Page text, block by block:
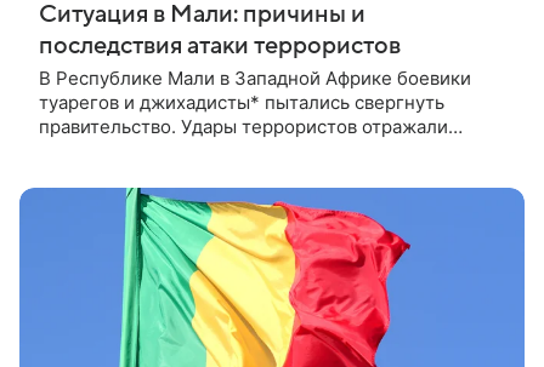
Ситуация в Мали: причины и
последствия атаки террористов
В Республике Мали в Западной Африке боевики
туарегов и джихадисты* пытались свергнуть
правительство. Удары террористов отражали
премьер-министр переходного периода страны
Абдулайе Маига заявил, что отряды нападающих
были нейтрализованы. Рассказываем, что
происходит в Мали и как эксперты оценивают
причины происходящего.